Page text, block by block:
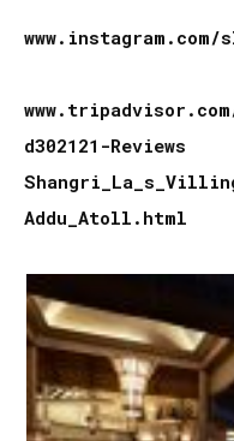
www.instagram.com/
d302121-Reviews
Addu_Atoll.html